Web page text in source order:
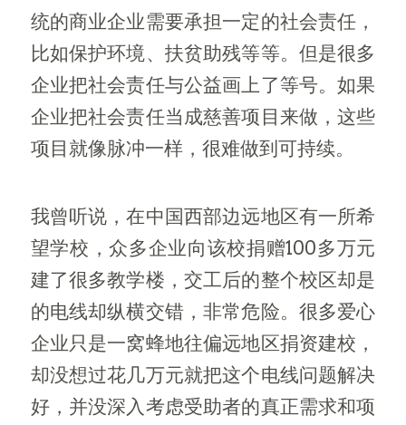
统的商业企业需要承担一定的社会责任，
比如保护环境、扶贫助残等等。但是很多
企业把社会责任与公益画上了等号。如果
企业把社会责任当成慈善项目来做，这些
项目就像脉冲一样，很难做到可持续。
我曾听说，在中国西部边远地区有一所希
望学校，众多企业向该校捐赠100多万元
建了很多教学楼，交工后的整个校区却是
的电线却纵横交错，非常危险。很多爱心
企业只是一窝蜂地往偏远地区捐资建校，
却没想过花几万元就把这个电线问题解决
好，并没深入考虑受助者的真正需求和项